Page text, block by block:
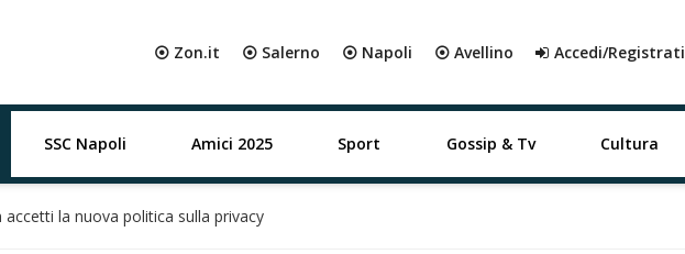
⦿ Zon.it ⦿ Salerno ⦿ Napoli ⦿ Avellino Accedi/Registrati
SSC Napoli Amici 2025 Sport Gossip & Tv Cultura
la nuova politica sulla privacy